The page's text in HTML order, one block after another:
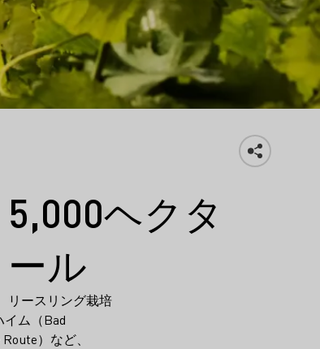
5,000ヘクタ
ール
リースリング栽培
ム（Bad
）など、